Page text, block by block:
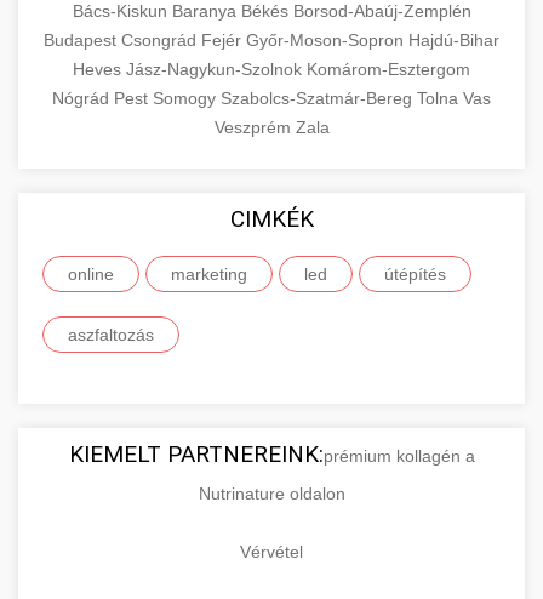
Bács-Kiskun Baranya Békés Borsod-Abaúj-Zemplén
Budapest Csongrád Fejér Győr-Moson-Sopron Hajdú-Bihar
Heves Jász-Nagykun-Szolnok Komárom-Esztergom
Nógrád Pest Somogy Szabolcs-Szatmár-Bereg Tolna Vas
Veszprém Zala
CIMKÉK
online marketing led útépítés
aszfaltozás
KIEMELT PARTNEREINK:prémium kollagén a
Nutrinature oldalon
Vérvétel